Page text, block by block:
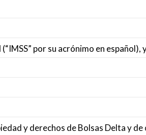
por su acrónimo en
y derechos de Bolsas Delta y